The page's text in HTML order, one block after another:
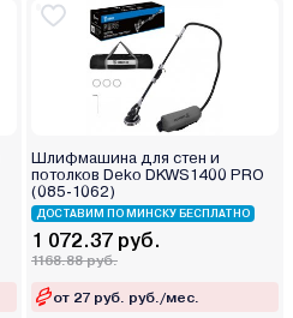
Шлифмашина для стен и
потолков Deko DKWS1400 PRO
(085-1062)
ДОСТАВИМ ПО МИНСКУ БЕСПЛАТНО
1 072.37 руб.
1168.88 руб.
от 27 руб. руб./мес.